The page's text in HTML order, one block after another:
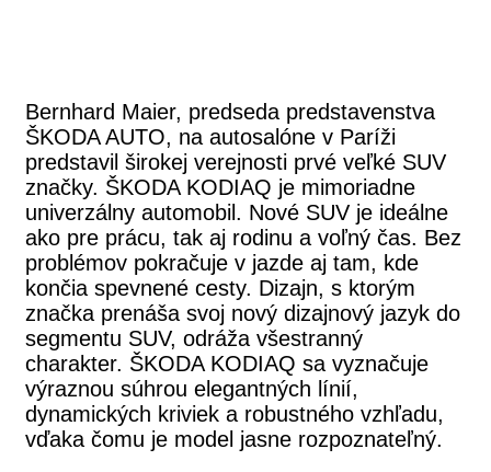
Bernhard Maier, predseda predstavenstva
ŠKODA AUTO, na autosalóne v Paríži
predstavil širokej verejnosti prvé veľké SUV
značky. ŠKODA KODIAQ je mimoriadne
univerzálny automobil. Nové SUV je ideálne
ako pre prácu, tak aj rodinu a voľný čas. Bez
problémov pokračuje v jazde aj tam, kde
končia spevnené cesty. Dizajn, s ktorým
značka prenáša svoj nový dizajnový jazyk do
segmentu SUV, odráža všestranný
charakter. ŠKODA KODIAQ sa vyznačuje
výraznou súhrou elegantných línií,
dynamických kriviek a robustného vzhľadu,
vďaka čomu je model jasne rozpoznateľný.